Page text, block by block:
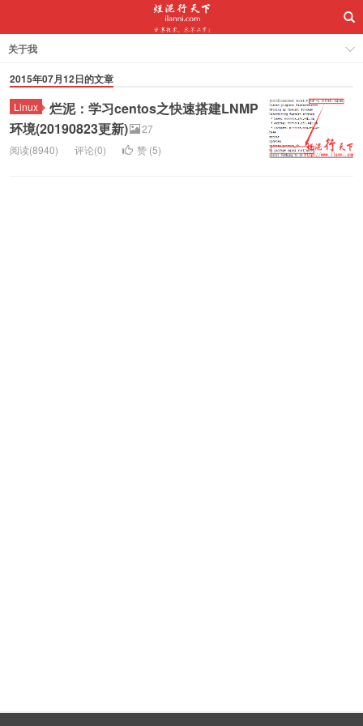
关于我
2015年07月12日的文章
Linux
烂泥：学习centos之快速搭建LNMP
环境(20190823更新)
27
阅读(8940)
评论(0) 赞 (5)